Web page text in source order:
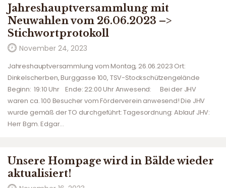
Jahreshauptversammlung mit
Neuwahlen vom 26.06.2023 –>
Stichwortprotokoll
November 24, 2023
Jahreshauptversammlung vom Montag, 26.06.2023 Ort:
Dinkelscherben, Burggasse 100, TSV-Stockschützengelände
Beginn: 19:10 Uhr Ende: 22:00 Uhr Anwesend: Bei der JHV
waren ca. 100 Besucher vom Förderverein anwesend! Die JHV
wurde gemäß der TO durchgeführt: Tagesordnung: Ablauf JHV:
Herr Bgm. Edgar…
Unsere Hompage wird in Bälde wieder
aktualisiert!